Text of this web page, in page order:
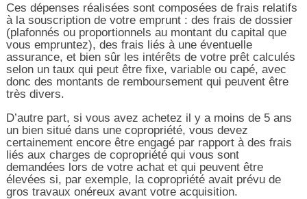
Ces dépenses réalisées sont composées de frais relatifs
à la souscription de votre emprunt : des frais de dossier
(plafonnés ou proportionnels au montant du capital que
vous empruntez), des frais liés à une éventuelle
assurance, et bien sûr les intérêts de votre prêt calculés
selon un taux qui peut être fixe, variable ou capé, avec
donc des montants de remboursement qui peuvent être
très divers.
D’autre part, si vous avez achetez il y a moins de 5 ans
un bien situé dans une copropriété, vous devez
certainement encore être engagé par rapport à des frais
liés aux charges de copropriété qui vous sont
demandées lors de votre achat et qui peuvent être
élevées si, par exemple, la copropriété avait prévu de
gros travaux onéreux avant votre acquisition.